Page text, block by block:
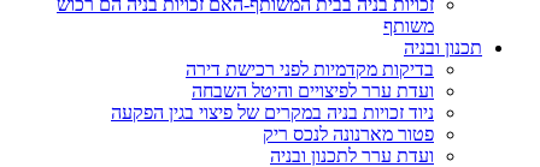
זכויות בניה בבית המשותף-האם זכויות בניה הם רכוש
משותף
תכנון ובניה
בדיקות מקדמיות לפני רכישת דירה
ועדת ערר לפיצויים והיטל השבחה
ניוד זכויות בניה במקרים של פיצוי בגין הפקעה
פטור מארנונה לנכס ריק
ועדת ערר לתכנון ובניה